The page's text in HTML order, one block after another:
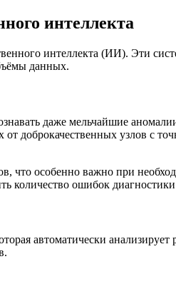
интеллекта
интеллекта (ИИ). Эти
данных.
даже мельчайшие
доброкачественных узлов с
что особенно важно при
количество ошибок
автоматически анализирует